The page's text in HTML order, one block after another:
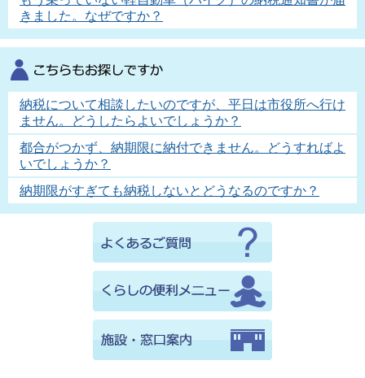
きました。なぜですか？
納税について相談したいのですが、平日は市役所へ行け
ません。どうしたらよいでしょうか？
都合がつかず、納期限に納付できません。どうすればよ
いでしょうか？
納期限がすぎても納税しないとどうなるのですか？